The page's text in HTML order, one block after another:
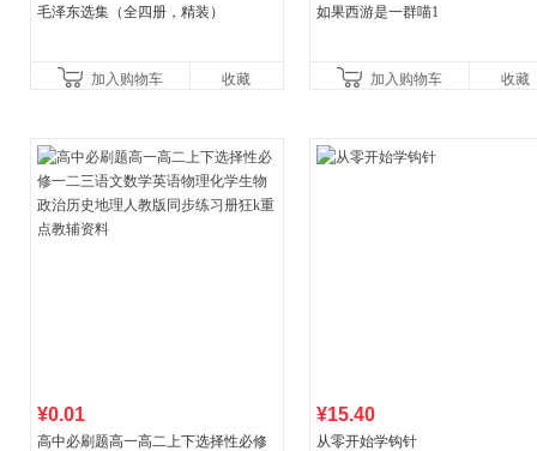
毛泽东选集（全四册，精装）
加入购物车 收藏
如果西游是一群喵1
加入购物车 收藏
¥0.01
高中必刷题高一高二上下选择性必修
¥15.40
从零开始学钩针